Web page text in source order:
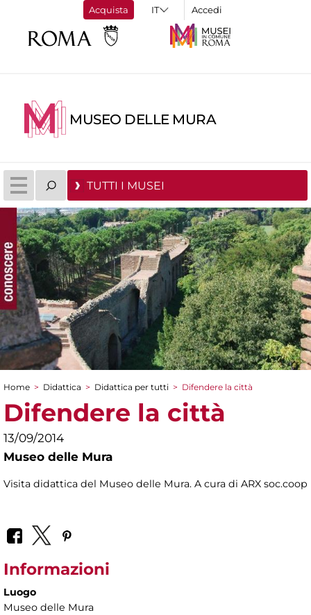
Acquista Accedi
MUSEO DELLE MURA
TUTTI I MUSEI
Tu sei qui
Home > Didattica > Didattica per tutti > Difendere la città
Difendere la città
13/09/2014
Museo delle Mura
Visita didattica del Museo delle Mura. A cura di ARX soc.coop
Informazioni
Luogo
Museo delle Mura